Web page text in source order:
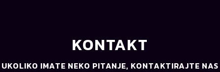
KONTAKT
UKOLIKO IMATE NEKO PITANJE, KONTAKTIRAJTE NAS